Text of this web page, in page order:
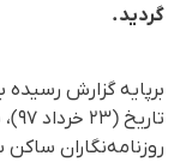
گردید.
برپایە گزارش